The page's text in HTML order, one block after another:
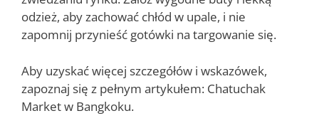
odzież, aby zachować chłód w upale, i nie
zapomnij przynieść gotówki na targowanie się.
Aby uzyskać więcej szczegółów i wskazówek,
zapoznaj się z pełnym artykułem: Chatuchak
Market w Bangkoku.